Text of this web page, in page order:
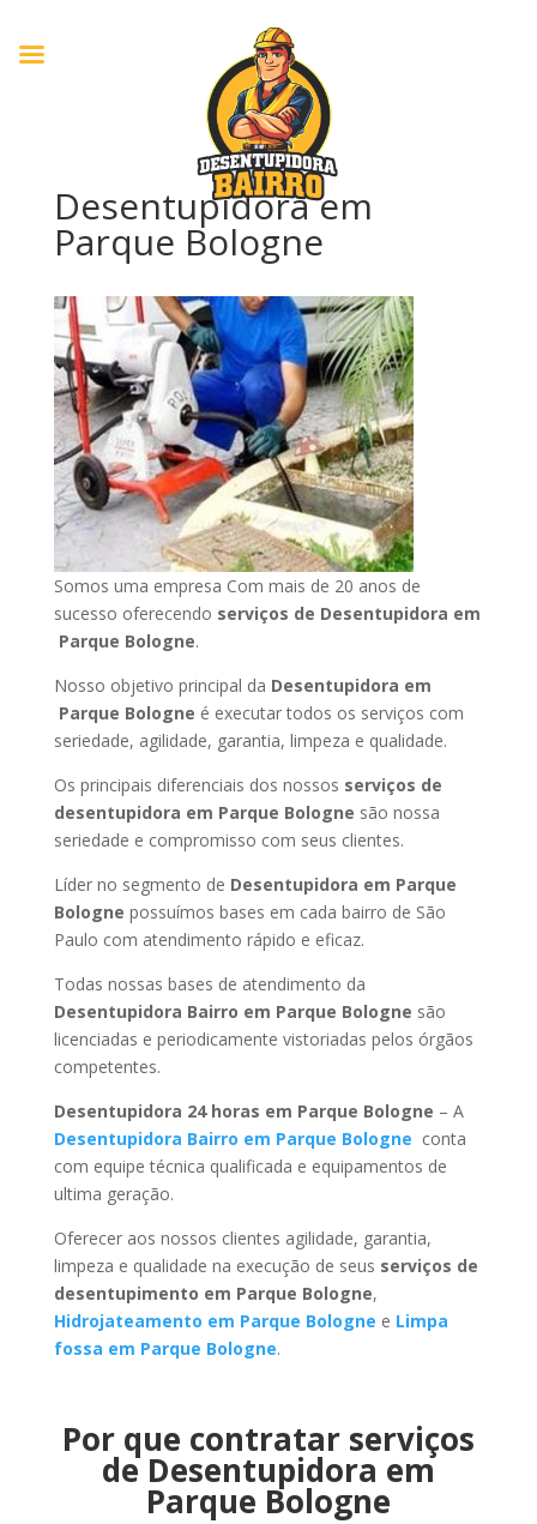
Desentupidora em
Parque Bologne
Somos uma empresa Com mais de 20 anos de
sucesso oferecendo serviços de Desentupidora em
Parque Bologne.
Nosso objetivo principal da Desentupidora em
Parque Bologne é executar todos os serviços com
seriedade, agilidade, garantia, limpeza e qualidade.
Os principais diferenciais dos nossos serviços de
desentupidora em Parque Bologne são nossa
seriedade e compromisso com seus clientes.
Líder no segmento de Desentupidora em Parque
Bologne possuímos bases em cada bairro de São
Paulo com atendimento rápido e eficaz.
Todas nossas bases de atendimento da
Desentupidora Bairro em Parque Bologne são
licenciadas e periodicamente vistoriadas pelos órgãos
competentes.
Desentupidora 24 horas em Parque Bologne – A
Desentupidora Bairro em Parque Bologne conta
com equipe técnica qualificada e equipamentos de
ultima geração.
Oferecer aos nossos clientes agilidade, garantia,
limpeza e qualidade na execução de seus serviços de
desentupimento em Parque Bologne,
Hidrojateamento em Parque Bologne e Limpa
fossa em Parque Bologne.
Por que contratar serviços
de Desentupidora em
Parque Bologne